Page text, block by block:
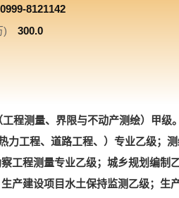
0999-8121142
)
300.0
程测量、界限与不动产测绘）甲级
工程、道路工程、）专业乙级；
工程测量专业乙级；城乡规划编制
建设项目水土保持监测乙级；生